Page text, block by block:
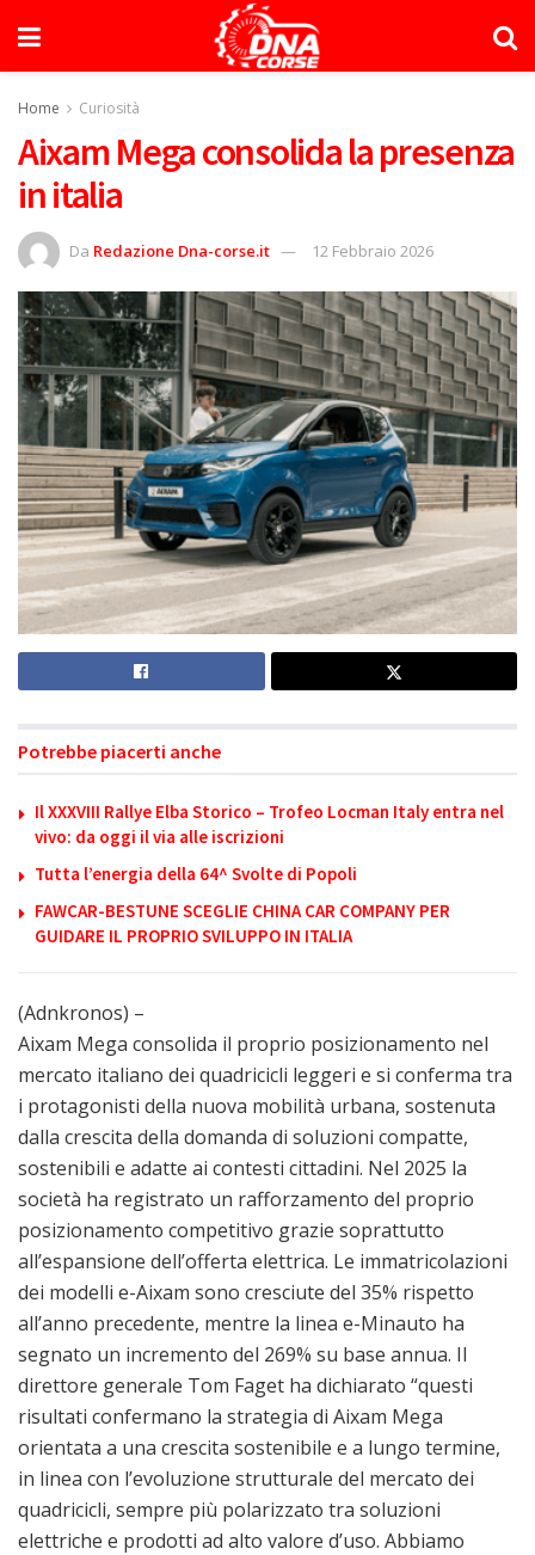
Home Curiosità
Aixam Mega consolida la presenza
in italia
Da Redazione Dna-corse.it 12 Febbraio 2026
Potrebbe piacerti anche
Il XXXVIII Rallye Elba Storico – Trofeo Locman Italy entra nel
vivo: da oggi il via alle iscrizioni
Tutta l’energia della 64^ Svolte di Popoli
FAWCAR-BESTUNE SCEGLIE CHINA CAR COMPANY PER
GUIDARE IL PROPRIO SVILUPPO IN ITALIA
(Adnkronos) –
Aixam Mega consolida il proprio posizionamento nel
mercato italiano dei quadricicli leggeri e si conferma tra
i protagonisti della nuova mobilità urbana, sostenuta
dalla crescita della domanda di soluzioni compatte,
sostenibili e adatte ai contesti cittadini. Nel 2025 la
società ha registrato un rafforzamento del proprio
posizionamento competitivo grazie soprattutto
all’espansione dell’offerta elettrica. Le immatricolazioni
dei modelli e-Aixam sono cresciute del 35% rispetto
all’anno precedente, mentre la linea e-Minauto ha
segnato un incremento del 269% su base annua. Il
direttore generale Tom Faget ha dichiarato “questi
risultati confermano la strategia di Aixam Mega
orientata a una crescita sostenibile e a lungo termine,
in linea con l’evoluzione strutturale del mercato dei
quadricicli, sempre più polarizzato tra soluzioni
elettriche e prodotti ad alto valore d’uso. Abbiamo